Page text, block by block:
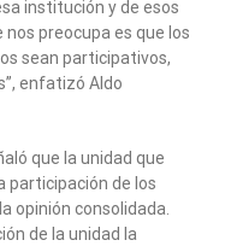
institución y de esos
preocupa es que los
sean participativos,
enfatizó Aldo
que la unidad que
participación de los
opinión consolidada.
de la unidad la